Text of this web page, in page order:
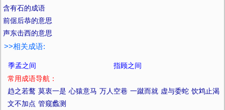
含有石的成语
前倨后恭的意思
声东击西的意思
>>相关成语:
季孟之间
指顾之间
常用成语导航：
趋之若鹜 莫衷一是 心猿意马 万人空巷 一蹴而就 虚与委蛇 饮鸩止渴
文不加点 管窥蠡测